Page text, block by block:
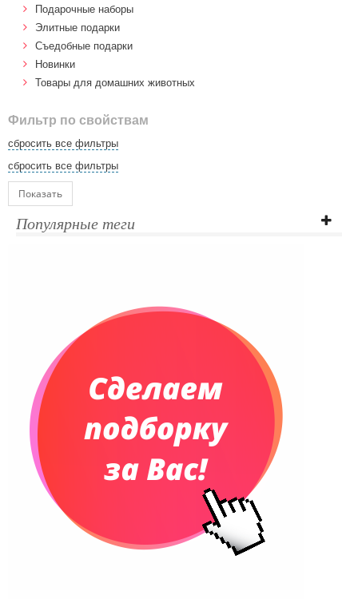
Подарочные наборы
Элитные подарки
Cъедобные подарки
Новинки
Товары для домашних животных
Фильтр по свойствам
сбросить все фильтры
сбросить все фильтры
Показать
Популярные теги